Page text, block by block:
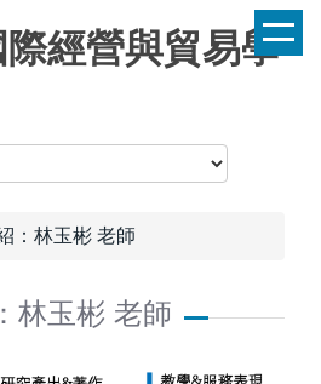
經營與貿易學
：林玉彬 老師
林玉彬 老師